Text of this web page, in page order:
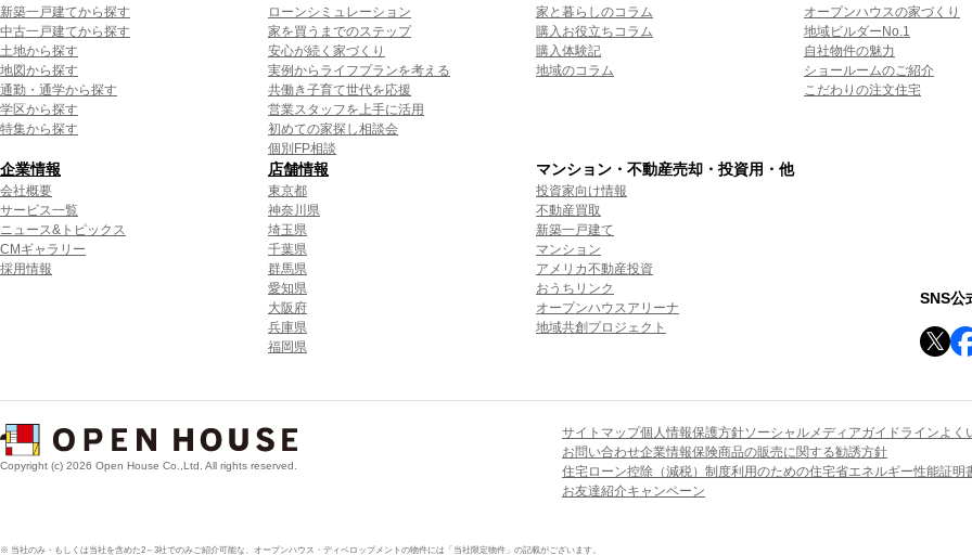
新築一戸建てから探す
中古一戸建てから探す
土地から探す
地図から探す
通勤・通学から探す
学区から探す
特集から探す
ローンシミュレーション
家を買うまでのステップ
安心が続く家づくり
実例からライフプランを考える
共働き子育て世代を応援
営業スタッフを上手に活用
初めての家探し相談会
個別FP相談
家と暮らしのコラム
購入お役立ちコラム
購入体験記
地域のコラム
オープンハウスの家づくり
地域ビルダーNo.1
自社物件の魅力
ショールームのご紹介
こだわりの注文住宅
企業情報
会社概要
サービス一覧
ニュース&トピックス
CMギャラリー
採用情報
店舗情報
東京都
神奈川県
埼玉県
千葉県
群馬県
愛知県
大阪府
兵庫県
福岡県
マンション・不動産売却・投資用・他
投資家向け情報
不動産買取
新築一戸建て
マンション
アメリカ不動産投資
おうちリンク
オープンハウスアリーナ
地域共創プロジェクト
SNS公
Copyright (c) 2026 Open House Co.,Ltd. All rights reserved.
サイトマップ個人情報保護方針ソーシャルメディアガイドラインよく
お問い合わせ企業情報保険商品の販売に関する勧誘方針
住宅ローン控除（減税）制度利用のための住宅省エネルギー性能証明
お友達紹介キャンペーン
※ 当社のみ・もしくは当社を含めた2～3社でのみご紹介可能な、オープンハウス・ディベロップメントの物件には「当社限定物件」の記載がございます。